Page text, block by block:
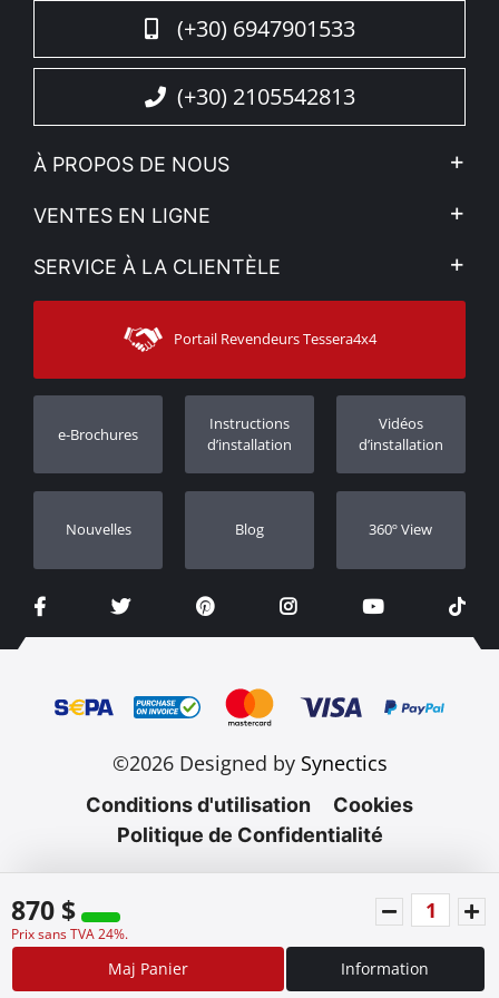
870 $
Prix sans TVA 24%.
Maj Panier Information
(+30) 6947901533
(+30) 2105542813
À PROPOS DE NOUS
L'entreprise
Voir nos actualités
Sitemap
VENTES EN LIGNE
Mon compte
Moyens d’expédition
SERVICE À LA CLIENTÈLE
Contacter
Assistance aux clients
Suivi des commandes
Concessionnaires
Portail Revendeurs Tessera4x4
e-Brochures
Instructions
d’installation
Vidéos
d’installation
Nouvelles Blog 360º View
©2026 Designed by Synectics
Conditions d'utilisation
Cookies
Politique de Confidentialité